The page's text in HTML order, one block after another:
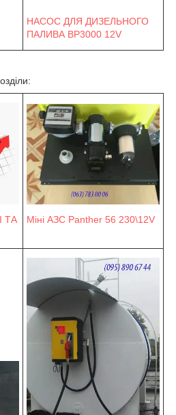
НАСОС ДЛЯ ДИЗЕЛЬНОГО
ПАЛИВА BP3000 12V
ТА
Міні АЗС Panther 56 230\12V